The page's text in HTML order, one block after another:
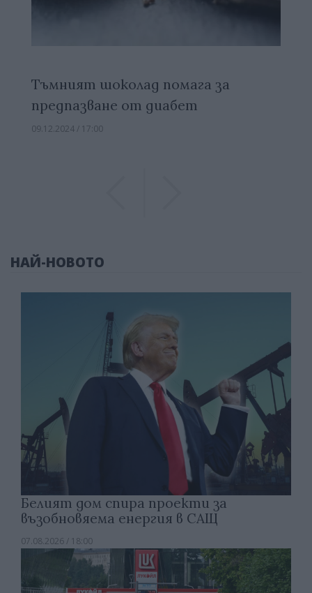
Тъмният шоколад помага за
предпазване от диабет
09.12.2024 / 17:00
НАЙ-НОВОТО
Белият дом спира проекти за
възобновяема енергия в САЩ
07.08.2026 / 18:00